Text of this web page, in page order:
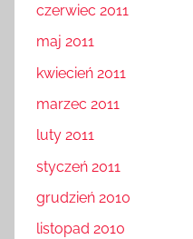
czerwiec 2011
maj 2011
kwiecień 2011
marzec 2011
luty 2011
styczeń 2011
grudzień 2010
listopad 2010